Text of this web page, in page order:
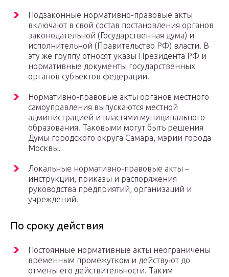
Подзаконные нормативно-правовые акты
включают в свой состав постановления органов
законодательной (Государственная дума) и
исполнительной (Правительство РФ) власти. В
эту же группу относят указы Президента РФ и
нормативные документы государственных
органов субъектов федерации.
Нормативно-правовые акты органов местного
самоуправления выпускаются местной
администрацией и властями муниципального
образования. Таковыми могут быть решения
Думы городского округа Самара, мэрии города
Москвы.
Локальные нормативно-правовые акты –
инструкции, приказы и распоряжения
руководства предприятий, организаций и
учреждений.
По сроку действия
Постоянные нормативные акты неограничены
временным промежутком и действуют до
отмены его действительности. Таким